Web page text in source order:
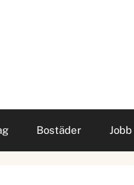
Bostäder Jobb